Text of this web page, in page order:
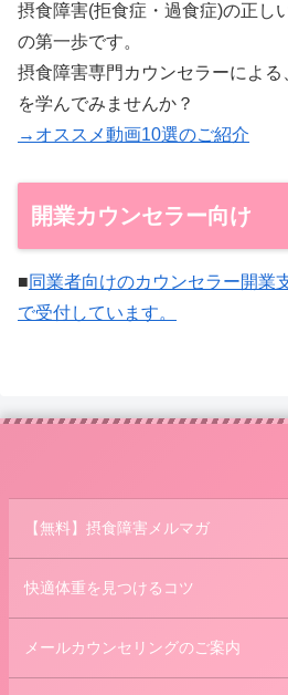
摂食障害(拒食症・過食症)の正し
の第一歩です。
摂食障害専門カウンセラーによ
を学んでみませんか？
→オススメ動画10選のご紹介
開業カウンセラー向け
■同業者向けのカウンセラー開業
で受付しています。
【無料】摂食障害メルマガ
快適体重を見つけるコツ
メールカウンセリングのご案内